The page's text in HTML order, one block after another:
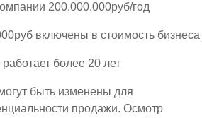
200.000.000руб/год
включены в стоимость бизнеса
более 20 лет
быть изменены для
продажи. Осмотр